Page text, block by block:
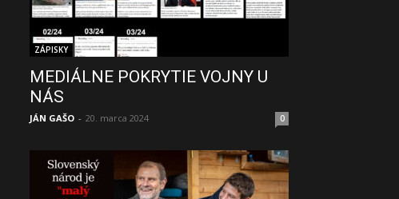
ZÁPISKY
MEDIÁLNE POKRYTIE VOJNY U
NÁS
JÁN GAŠO - 20. marca 2024 0